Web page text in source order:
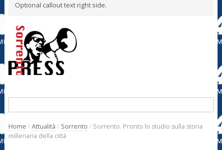
Optional callout text right side.
Home / Attualità / Sorrento / Sorrento. Pronto lo studio sulla storia
millenaria della città